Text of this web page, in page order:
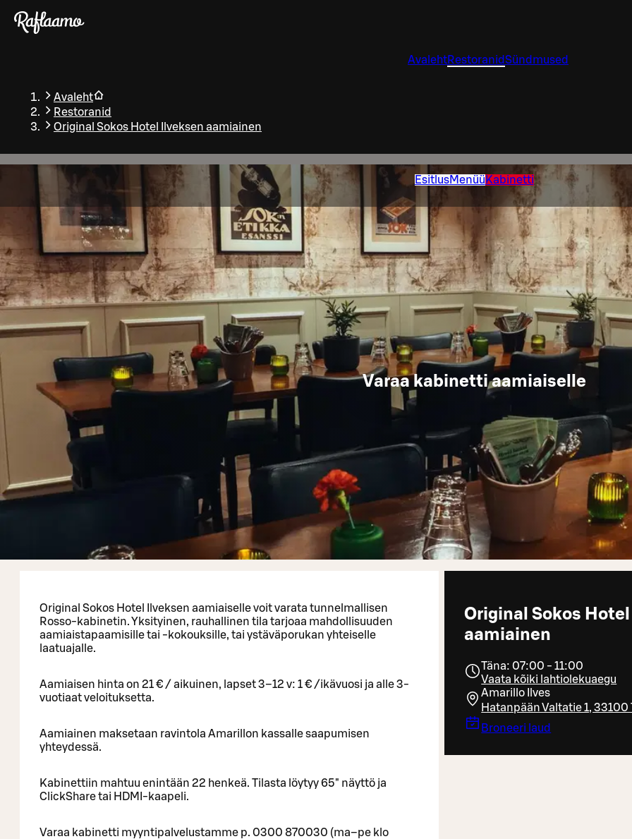
Liigu peamise sisu juurde
AvalehtRestoranidSündmused
Avaleht
Restoranid
Original Sokos Hotel Ilveksen aamiainen
EsitlusMenüü Kabinetti
Varaa kabinetti aamiaiselle
Original Sokos
aamiainen
Täna: 07:00 - 11:00
Vaata kõiki lahtiolekuaegu
Amarillo Ilves
Hatanpään Valtatie 1, 33100
Broneeri laud
Original Sokos Hotel Ilveksen aamiaiselle voit varata tunnelmallisen
Rosso-kabinetin. Yksityinen, rauhallinen tila tarjoaa mahdollisuuden
aamiaistapaamisille tai -kokouksille, tai ystäväporukan yhteiselle
laatuajalle.
Aamiaisen hinta on 21 € / aikuinen, lapset 3–12 v: 1 € /ikävuosi ja alle 3-
vuotiaat veloituksetta.
Aamiainen maksetaan ravintola Amarillon kassalle saapumisen
yhteydessä.
Kabinettiin mahtuu enintään 22 henkeä. Tilasta löytyy 65" näyttö ja
ClickShare tai HDMI-kaapeli.
Varaa kabinetti myyntipalvelustamme p. 0300 870030 (ma–pe klo